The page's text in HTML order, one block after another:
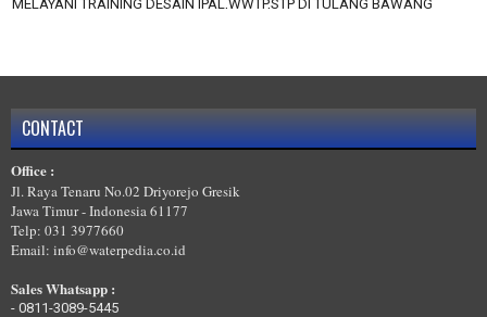
MELAYANI TRAINING DESAIN IPAL,WWTP,STP DI TULANG BAWANG
MELAYANI TRAINING DESAIN IPAL,WWTP,STP DI PESISIR BARAT
MELAYANI TRAINING DESAIN IPAL,WWTP,STP DI PESAWARAN
CONTACT
Office :
Jl. Raya Tenaru No.02 Driyorejo Gresik
Jawa Timur - Indonesia 61177
Telp: 031 3977660
Email: info@waterpedia.co.id
Sales Whatsapp :
- 0811-3089-5445